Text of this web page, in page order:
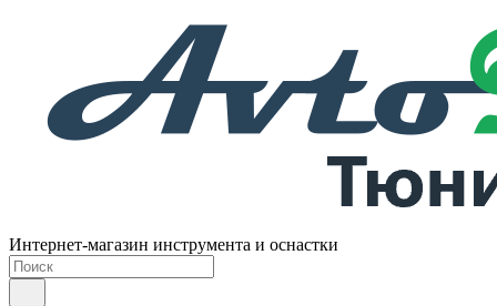
Интернет-магазин инструмента и оснастки